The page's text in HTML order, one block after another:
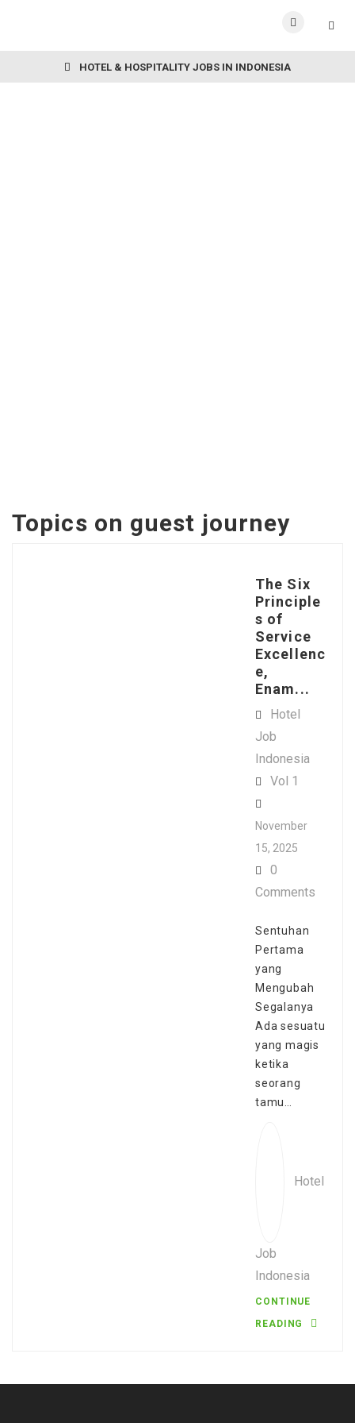
HOTEL & HOSPITALITY JOBS IN INDONESIA
Topics on guest journey
The Six
Principle
s of
Service
Excellenc
e,
Enam...
Hotel
Job
Indonesia
Vol 1
November
15, 2025
0
Comments
Sentuhan
Pertama
yang
Mengubah
Segalanya
Ada sesuatu
yang magis
ketika
seorang
tamu…
Hotel
Job
Indonesia
CONTINUE
READING